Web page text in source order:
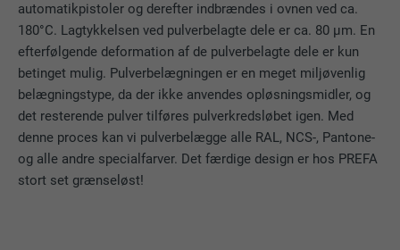
automatikpistoler og derefter indbrændes i ovnen ved ca.
180°C. Lagtykkelsen ved pulverbelagte dele er ca. 80 µm. En
efterfølgende deformation af de pulverbelagte dele er kun
betinget mulig. Pulverbelægningen er en meget miljøvenlig
belægningstype, da der ikke anvendes opløsningsmidler, og
det resterende pulver tilføres pulverkredsløbet igen. Med
denne proces kan vi pulverbelægge alle RAL, NCS-, Pantone-
og alle andre specialfarver. Det færdige design er hos PREFA
stort set grænseløst!